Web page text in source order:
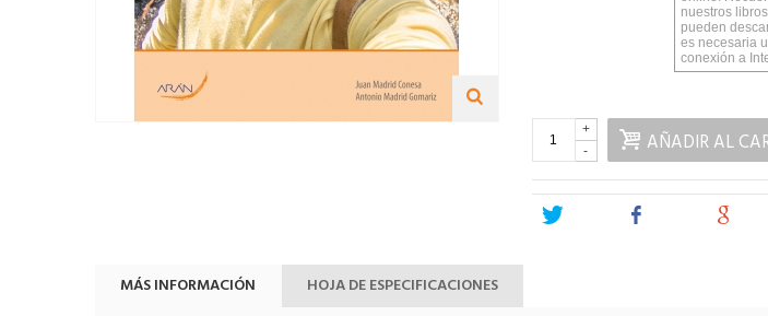
nuestros
pueden
es necesaria
conexión a
-
+ AÑADIR AL
Tweet
MÁS INFORMACIÓN HOJA DE ESPECIFICACIONES